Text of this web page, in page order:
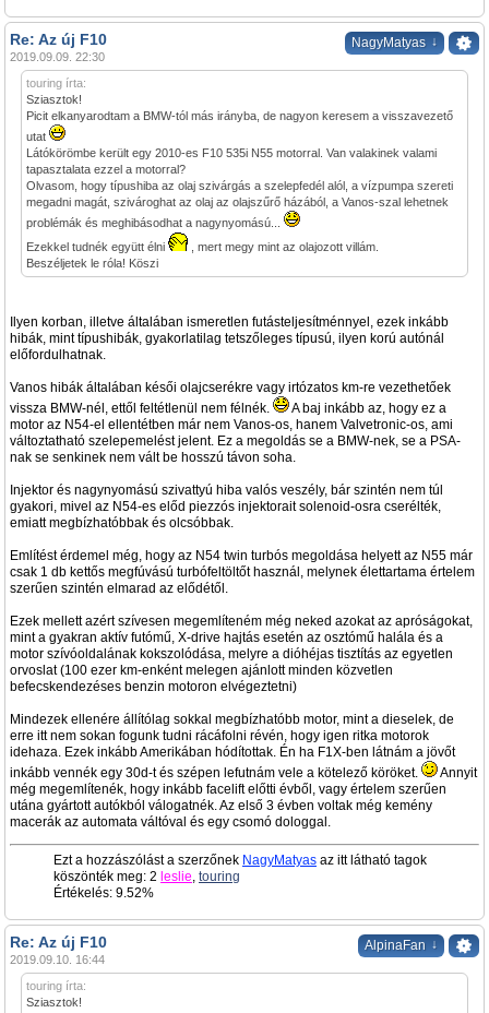
NagyMatyas ↓
Re: Az új F10
2019.09.09. 22:30
touring írta:
Sziasztok!
Picit elkanyarodtam a BMW-tól más irányba, de nagyon keresem a visszavezető
utat
Látókörömbe került egy 2010-es F10 535i N55 motorral. Van valakinek valami
tapasztalata ezzel a motorral?
Olvasom, hogy típushiba az olaj szivárgás a szelepfedél alól, a vízpumpa szereti
megadni magát, szivároghat az olaj az olajszűrő házából, a Vanos-szal lehetnek
problémák és meghibásodhat a nagynyomású...
Ezekkel tudnék együtt élni
, mert megy mint az olajozott villám.
Beszéljetek le róla! Köszi
Ilyen korban, illetve általában ismeretlen futásteljesítménnyel, ezek inkább
hibák, mint típushibák, gyakorlatilag tetszőleges típusú, ilyen korú autónál
előfordulhatnak.
Vanos hibák általában késői olajcserékre vagy irtózatos km-re vezethetőek
vissza BMW-nél, ettől feltétlenül nem félnék.
A baj inkább az, hogy ez a
motor az N54-el ellentétben már nem Vanos-os, hanem Valvetronic-os, ami
változtatható szelepemelést jelent. Ez a megoldás se a BMW-nek, se a PSA-
nak se senkinek nem vált be hosszú távon soha.
Injektor és nagynyomású szivattyú hiba valós veszély, bár szintén nem túl
gyakori, mivel az N54-es előd piezzós injektorait solenoid-osra cserélték,
emiatt megbízhatóbbak és olcsóbbak.
Említést érdemel még, hogy az N54 twin turbós megoldása helyett az N55 már
csak 1 db kettős megfúvású turbófeltöltőt használ, melynek élettartama értelem
szerűen szintén elmarad az elődétől.
Ezek mellett azért szívesen megemlíteném még neked azokat az apróságokat,
mint a gyakran aktív futómű, X-drive hajtás esetén az osztómű halála és a
motor szívóoldalának kokszolódása, melyre a dióhéjas tisztítás az egyetlen
orvoslat (100 ezer km-enként melegen ajánlott minden közvetlen
befecskendezéses benzin motoron elvégeztetni)
Mindezek ellenére állítólag sokkal megbízhatóbb motor, mint a dieselek, de
erre itt nem sokan fogunk tudni rácáfolni révén, hogy igen ritka motorok
idehaza. Ezek inkább Amerikában hódítottak. Én ha F1X-ben látnám a jövőt
inkább vennék egy 30d-t és szépen lefutnám vele a kötelező köröket.
Annyit
még megemlítenék, hogy inkább facelift előtti évből, vagy értelem szerűen
utána gyártott autókból válogatnék. Az első 3 évben voltak még kemény
macerák az automata váltóval és egy csomó dologgal.
Ezt a hozzászólást a szerzőnek NagyMatyas az itt látható tagok
köszönték meg: 2 leslie, touring
Értékelés: 9.52%
AlpinaFan ↓
Re: Az új F10
2019.09.10. 16:44
touring írta:
Sziasztok!